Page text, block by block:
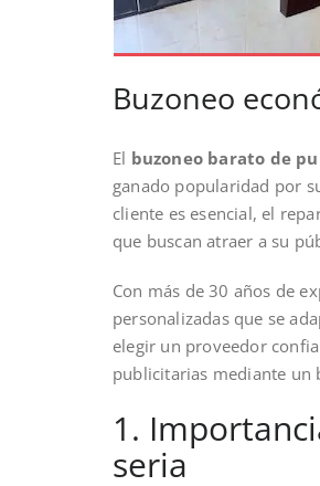
Buzoneo
El buzoneo barato de
ganado popularidad por
cliente es esencial, el
que buscan atraer a su
Con más de 30 años de
personalizadas que se
elegir un proveedor
publicitarias mediante un
1.
seria